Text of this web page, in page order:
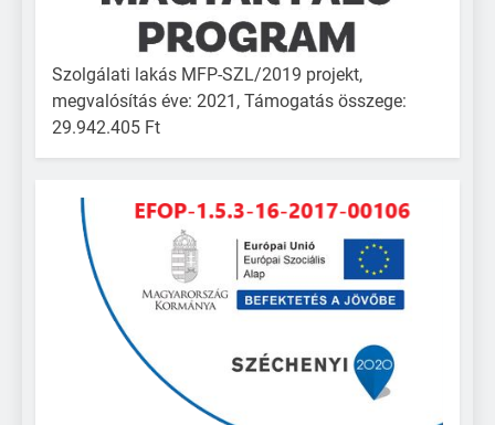
Szolgálati lakás MFP-SZL/2019 projekt,
megvalósítás éve: 2021, Támogatás összege:
29.942.405 Ft